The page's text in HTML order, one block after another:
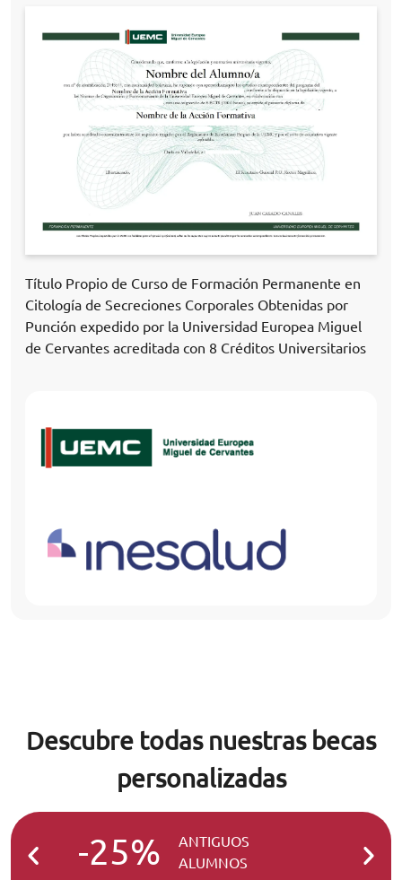
Título Propio de Curso de Formación Permanente en
Citología de Secreciones Corporales Obtenidas por
Punción expedido por la Universidad Europea Miguel
de Cervantes acreditada con 8 Créditos Universitarios
Descubre todas nuestras becas
personalizadas
-25%
ANTIGUOS
ALUMNOS
-